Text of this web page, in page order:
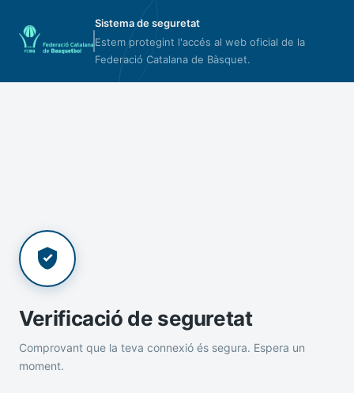
Sistema de seguretat
Estem protegint l'accés al web oficial de la
Federació Catalana de Bàsquet.
Verificació de seguretat
Comprovant que la teva connexió és segura. Espera un
moment.